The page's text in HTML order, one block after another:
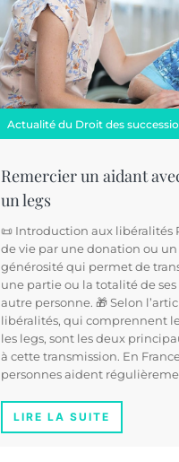
Actualité du Droit des
Remercier un aidant
un legs
📜 Introduction aux libéralités
de vie par une donation ou
générosité qui permet de
une partie ou la totalité de
autre personne. 🎁 Selon
libéralités, qui comprennent
les legs, sont les deux
à cette transmission. En
personnes aident
LIRE LA SUITE